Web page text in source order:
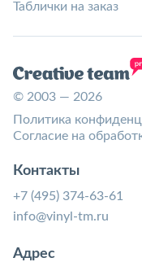
Таблички на заказ
© 2003 — 2026
Политика
Согласие на
Контакты
+7 (495) 374-63-61
info@vinyl-tm.ru
Адрес